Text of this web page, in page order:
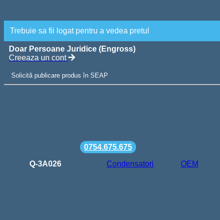
Trebuie sa fii logat pentru a vedea pretul
Doar Persoane Juridice (Engross)
Creeaza un cont
Solicită publicare produs în SEAP
0754.675.675
Q-3A026 Condensatori OEM